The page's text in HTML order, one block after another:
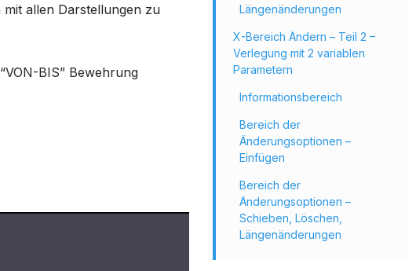
allen Darstellungen zu
BIS” Bewehrung
Längenänderungen
X-Bereich Ändern – Teil 2 –
Verlegung mit 2 variablen
Parametern
Informationsbereich
Bereich der
Änderungsoptionen –
Einfügen
Bereich der
Änderungsoptionen –
Schieben, Löschen,
Längenänderungen